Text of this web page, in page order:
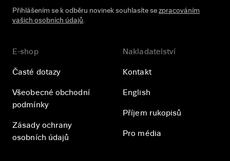
Přihlášením se k odběru novinek souhlasíte se zpracováním
vašich osobních údajů.
E-shop
Časté dotazy
Všeobecné obchodní
podmínky
Zásady ochrany
osobních údajů
Nakladatelství
Kontakt
English
Příjem rukopisů
Pro média